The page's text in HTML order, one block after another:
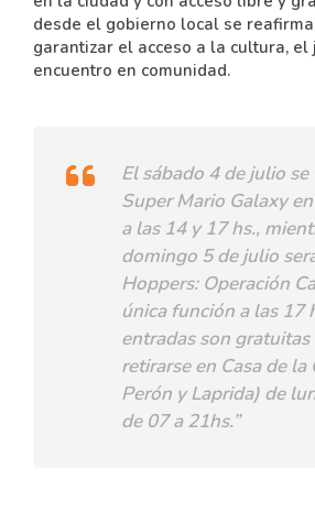
desde el gobierno local se
garantizar el acceso a la cultura, el
encuentro en comunidad.
El sábado 4 de julio
Super Mario Galaxy
a las 14 y 17 hs.,
domingo 5 de julio
Hoppers: Operación
única función a las 17
entradas son
retirarse en Casa de la
Perón y Laprida) de
de 07 a 21hs.”